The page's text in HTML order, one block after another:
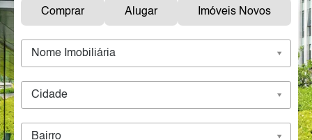
Comprar Alugar Imóveis Novos
Nome Imobiliária
Cidade
Bairro